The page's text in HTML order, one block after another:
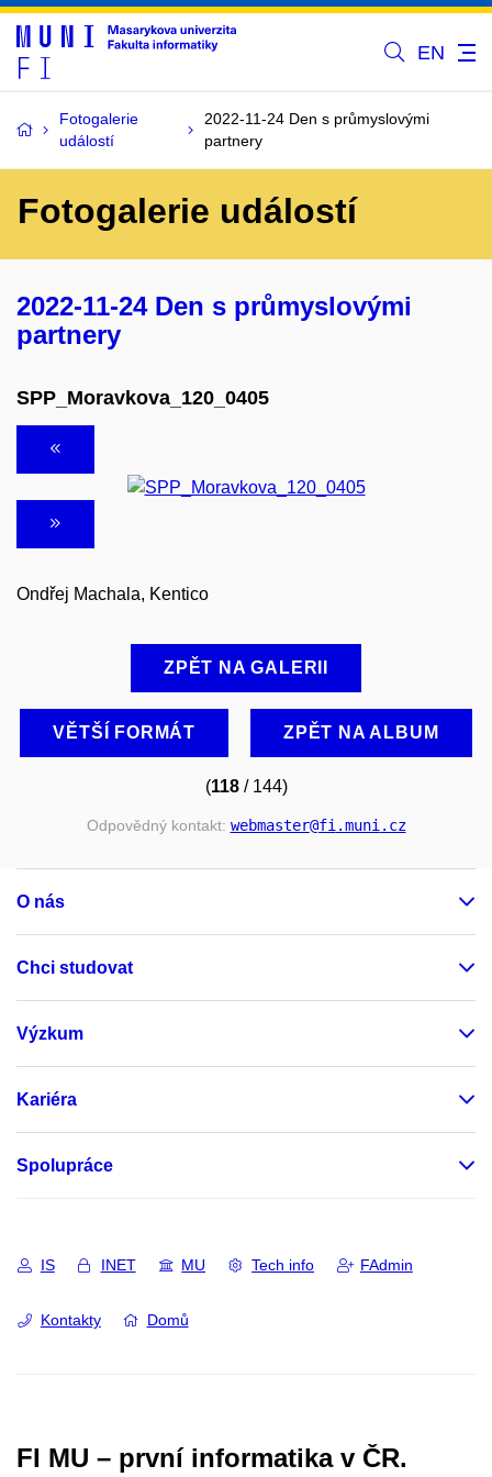
EN
Fotogalerie
událostí
2022-11-24 Den s průmyslovými
partnery
Fotogalerie událostí
2022-11-24 Den s průmyslovými
partnery
SPP_Moravkova_120_0405
Ondřej Machala, Kentico
ZPĚT NA GALERII
VĚTŠÍ FORMÁT ZPĚT NA ALBUM
(118/ 144)
Odpovědný kontakt: webmaster@fi .muni .cz
O nás
Chci studovat
Výzkum
Kariéra
Spolupráce
IS INET MU Tech info FAdmin
Kontakty Domů
FI MU – první informatika v ČR.